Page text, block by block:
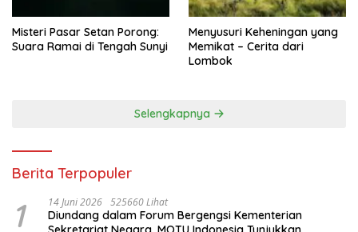
Misteri Pasar Setan Porong:
Suara Ramai di Tengah Sunyi
Menyusuri Keheningan yang
Memikat – Cerita dari
Lombok
Selengkapnya
Berita Terpopuler
1 14 Juni 2026 525660 Lihat
Diundang dalam Forum Bergengsi Kementerian